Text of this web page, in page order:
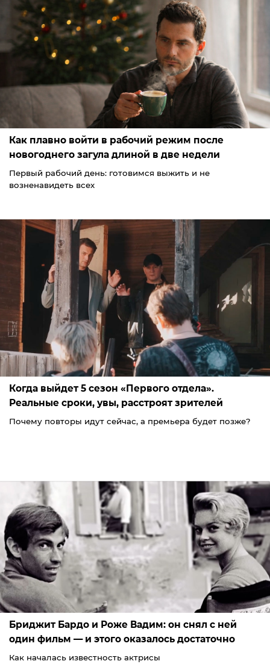
Как плавно войти в рабочий режим после
новогоднего загула длиной в две недели
Первый рабочий день: готовимся выжить и не
возненавидеть всех
Когда выйдет 5 сезон «Первого отдела».
Реальные сроки, увы, расстроят зрителей
Почему повторы идут сейчас, а премьера будет позже?
Бриджит Бардо и Роже Вадим: он снял с ней
один фильм — и этого оказалось достаточно
Как началась известность актрисы